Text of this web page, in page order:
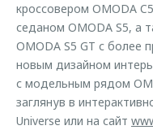
кроссовером OMODA
седаном OMODA S5, а
OMODA S5 GT с более
новым дизайном
с модельным рядом
заглянув в
Universe или на сайт